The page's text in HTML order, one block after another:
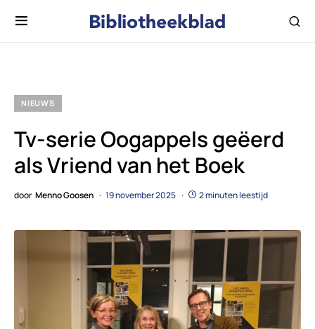
NIEUWS
Tv-serie Oogappels geëerd
als Vriend van het Boek
door Menno Goosen 19 november 2025 2 minuten leestijd